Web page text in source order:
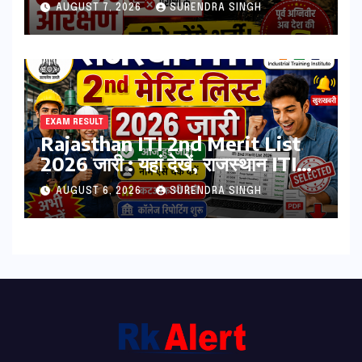
भर्तीAUGUST 7, 2026 SURENDRA SINGH
EXAM RESULT
Rajasthan ITI 2nd Merit List
2026 जारी : यहां देखें, राजस्थान ITI
सेकंड College Allotment लिस्ट
पीडीऍफ़
AUGUST 6, 2026 SURENDRA SINGH